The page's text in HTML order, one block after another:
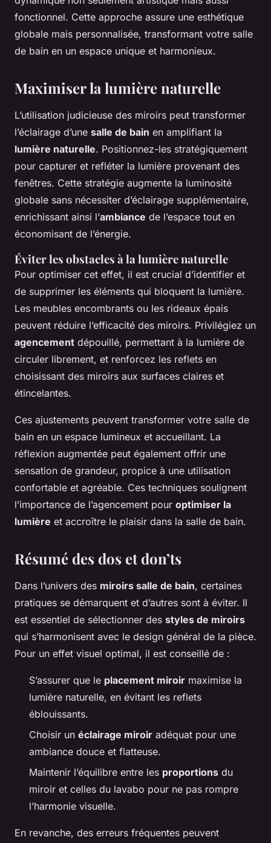
fonctionnel. Cette approche assure une esthétique
globale mais personnalisée, transformant votre salle
de bain en un espace unique et harmonieux.
Maximiser la lumière naturelle
L’utilisation judicieuse des miroirs peut transformer
l’éclairage d’une salle de bain en amplifiant la
lumière naturelle. Positionnez-les stratégiquement
pour capturer et refléter la lumière provenant des
fenêtres. Cette stratégie augmente la luminosité
globale sans nécessiter d’éclairage supplémentaire,
enrichissant ainsi l’ambiance de l’espace tout en
économisant de l’énergie.
Éviter les obstacles à la lumière naturelle
Pour optimiser cet effet, il est crucial d’identifier et
de supprimer les éléments qui bloquent la lumière.
Les meubles encombrants ou les rideaux épais
peuvent réduire l’efficacité des miroirs. Privilégiez un
agencement dépouillé, permettant à la lumière de
circuler librement, et renforcez les reflets en
choisissant des miroirs aux surfaces claires et
étincelantes.
Ces ajustements peuvent transformer votre salle de
bain en un espace lumineux et accueillant. La
réflexion augmentée peut également offrir une
sensation de grandeur, propice à une utilisation
confortable et agréable. Ces techniques soulignent
l’importance de l’agencement pour optimiser la
lumière et accroître le plaisir dans la salle de bain.
Résumé des dos et don’ts
Dans l’univers des miroirs salle de bain, certaines
pratiques se démarquent et d’autres sont à éviter. Il
est essentiel de sélectionner des styles de miroirs
qui s’harmonisent avec le design général de la pièce.
Pour un effet visuel optimal, il est conseillé de :
S’assurer que le placement miroir maximise la
lumière naturelle, en évitant les reflets
éblouissants.
Choisir un éclairage miroir adéquat pour une
ambiance douce et flatteuse.
Maintenir l’équilibre entre les proportions du
miroir et celles du lavabo pour ne pas rompre
l’harmonie visuelle.
En revanche, des erreurs fréquentes peuvent